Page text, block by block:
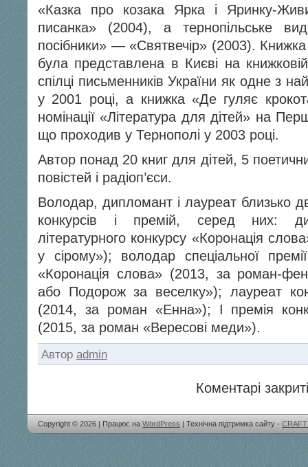
«Казка про козака Ярка і Яринку-
писанка» (2004), а тернопільське
посібники» — «Святвечір» (2003).
була представлена в Києві на
спілці письменників України як одне з
у 2001 році, а книжка «Де гуляє
номінації «Література для дітей» на
що проходив у Тернополі у 2003 році.
Автор понад 20 книг для дітей, 5
повістей і радіоп’єси.
Володар, дипломант і лауреат близько
конкурсів і премій, серед них:
літературного конкурсу «Коронація
у сірому»); володар спеціальної
«Коронація слова» (2013, за роман-
або Подорож за веселку»); лауреат
(2014, за роман «Енна»); I премія
(2015, за роман «Вересові меди»).
Автор admin
Коментарі
Copyright © 2026 | Працює на WordPress | Технічна підтримка сайту -